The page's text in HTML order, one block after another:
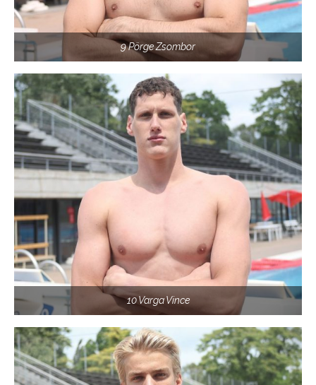
9 Pörge Zsombor
10 Varga Vince